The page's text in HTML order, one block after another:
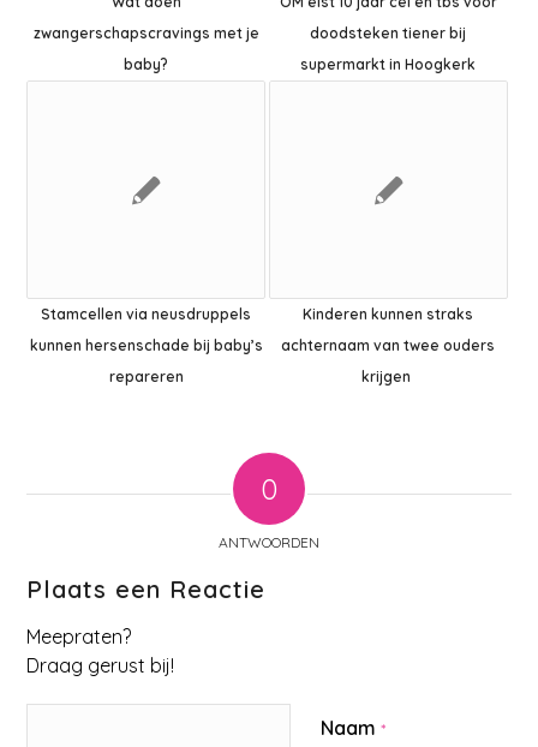
zwangerschapscravings met je
baby?
doodsteken tiener bij
supermarkt in Hoogkerk
Stamcellen via neusdruppels
kunnen hersenschade bij baby’s
repareren
Kinderen kunnen straks
achternaam van twee ouders
krijgen
0
ANTWOORDEN
Plaats een Reactie
Meepraten?
Draag gerust bij!
Naam*